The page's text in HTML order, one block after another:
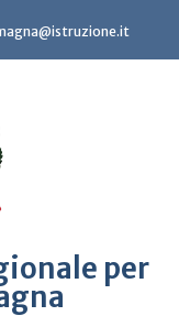
per